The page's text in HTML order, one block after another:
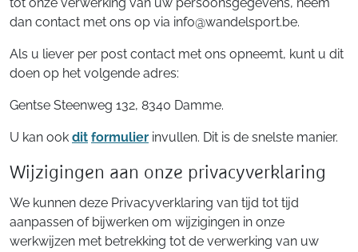
dan contact met ons op via info@wandelsport.be.
Als u liever per post contact met ons opneemt, kunt u dit
doen op het volgende adres:
Gentse Steenweg 132, 8340 Damme.
U kan ook dit formulier invullen. Dit is de snelste manier.
Wijzigingen aan onze privacyverklaring
We kunnen deze Privacyverklaring van tijd tot tijd
aanpassen of bijwerken om wijzigingen in onze
werkwijzen met betrekking tot de verwerking van uw